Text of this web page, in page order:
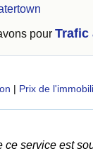
pour Trafic
| Prix de
service est